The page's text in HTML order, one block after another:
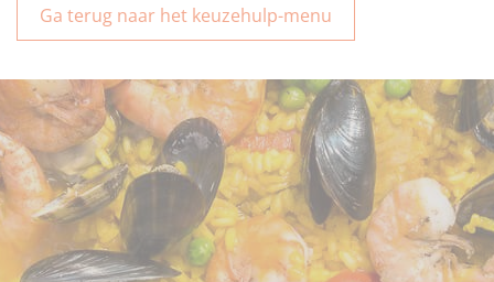
Ga terug naar het keuzehulp-menu